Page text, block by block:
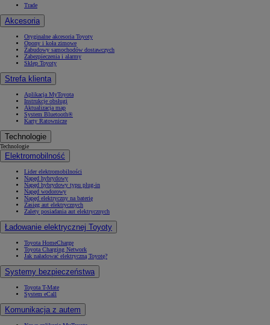
Trade
Akcesoria
Oryginalne akcesoria Toyoty
Opony i koła zimowe
Zabudowy samochodów dostawczych
Zabezpieczenia i alarmy
Sklep Toyoty
Strefa klienta
Aplikacja MyToyota
Instrukcje obsługi
Aktualizacja map
System Bluetooth®
Karty Ratownicze
Technologie
Technologie
Elektromobilność
Lider elektromobilności
Napęd hybrydowy
Napęd hybrydowy typu plug-in
Napęd wodorowy
Napęd elektryczny na baterię
Zasięg aut elektrycznych
Zalety posiadania aut elektrycznych
Ładowanie elektrycznej Toyoty
Toyota HomeCharge
Toyota Charging Network
Jak naładować elektryczną Toyotę?
Systemy bezpieczeństwa
Toyota T-Mate
System eCall
Komunikacja z autem